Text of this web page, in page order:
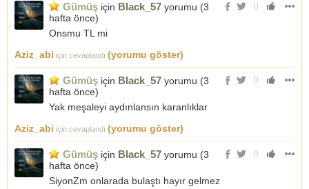
0
Gümüş için Black_57 yorumu (3
hafta önce)
Onsmu TL mi
Aziz_abi için cevaplandı (yorumu göster)
0
Gümüş için Black_57 yorumu (3
hafta önce)
Yak meşaleyi aydınlansın karanlıklar
Aziz_abi için cevaplandı (yorumu göster)
0
Gümüş için Black_57 yorumu (3
hafta önce)
SiyonZm onlarada bulaştı hayır gelmez